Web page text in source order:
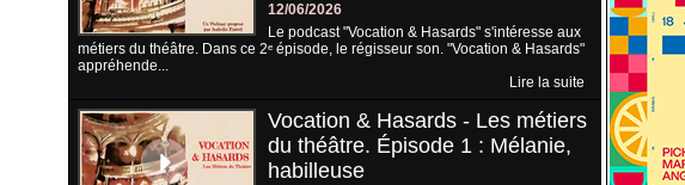
12/06/2026
Le podcast "Vocation & Hasards" s'intéresse aux
métiers du théâtre. Dans ce 2ᵉ épisode, le régisseur son. "Vocation & Hasards"
appréhende...
Lire la suite
Vocation & Hasards - Les métiers
du théâtre. Épisode 1 : Mélanie,
habilleuse